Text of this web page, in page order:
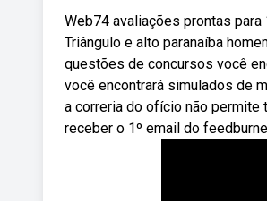
Web74 avaliações prontas
Triângulo e alto paranaíba
questões de concursos você
você encontrará simulados de
a correria do ofício não permite
receber o 1º email do